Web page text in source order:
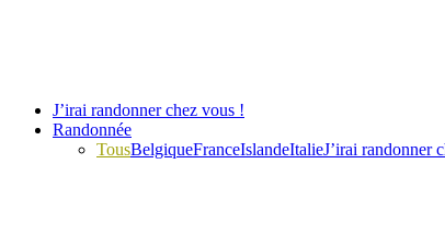
J’irai randonner chez vous !
Randonnée
TousBelgiqueFranceIslandeItalieJ’irai randonner